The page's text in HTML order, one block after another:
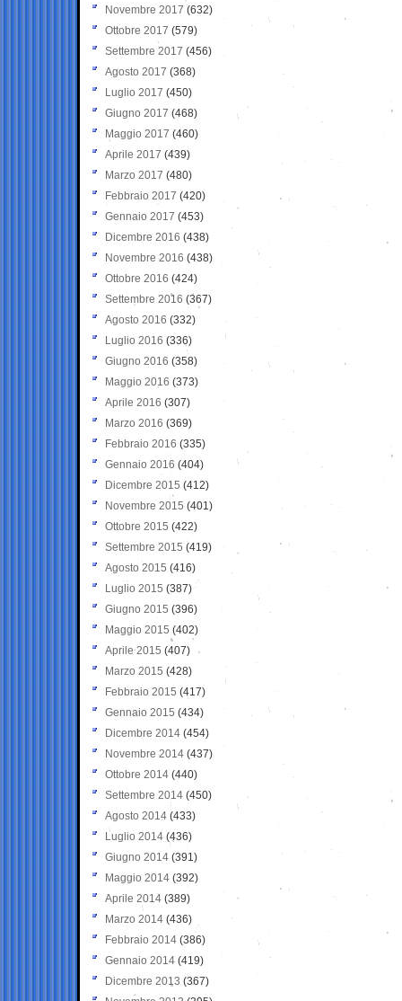
Novembre 2017 (632)
Ottobre 2017 (579)
Settembre 2017 (456)
Agosto 2017 (368)
Luglio 2017 (450)
Giugno 2017 (468)
Maggio 2017 (460)
Aprile 2017 (439)
Marzo 2017 (480)
Febbraio 2017 (420)
Gennaio 2017 (453)
Dicembre 2016 (438)
Novembre 2016 (438)
Ottobre 2016 (424)
Settembre 2016 (367)
Agosto 2016 (332)
Luglio 2016 (336)
Giugno 2016 (358)
Maggio 2016 (373)
Aprile 2016 (307)
Marzo 2016 (369)
Febbraio 2016 (335)
Gennaio 2016 (404)
Dicembre 2015 (412)
Novembre 2015 (401)
Ottobre 2015 (422)
Settembre 2015 (419)
Agosto 2015 (416)
Luglio 2015 (387)
Giugno 2015 (396)
Maggio 2015 (402)
Aprile 2015 (407)
Marzo 2015 (428)
Febbraio 2015 (417)
Gennaio 2015 (434)
Dicembre 2014 (454)
Novembre 2014 (437)
Ottobre 2014 (440)
Settembre 2014 (450)
Agosto 2014 (433)
Luglio 2014 (436)
Giugno 2014 (391)
Maggio 2014 (392)
Aprile 2014 (389)
Marzo 2014 (436)
Febbraio 2014 (386)
Gennaio 2014 (419)
Dicembre 2013 (367)